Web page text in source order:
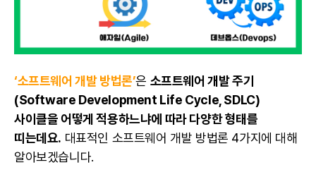
‘소프트웨어 개발 방법론’은 소프트웨어 개발 주기
(Software Development Life Cycle, SDLC)
사이클을 어떻게 적용하느냐에 따라 다양한 형태를
띠는데요. 대표적인 소프트웨어 개발 방법론 4가지에 대해
알아보겠습니다.